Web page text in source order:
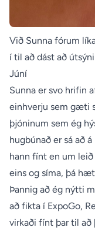
Við Sunna fórum
í til að dást að
Júní
Sunna er svo hrifin
einhverju sem gæti
þjóninum sem ég
hugbúnað er sá að
hann fínt en um
eins og síma, þá
Þannig að ég nýtti
að fikta í ExpoGo,
virkaði fínt þar til að